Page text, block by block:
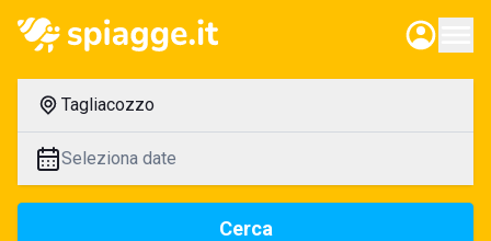
Tagliacozzo
Seleziona date
Cerca